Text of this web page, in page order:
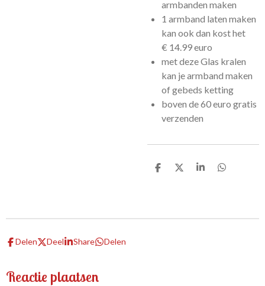
armbanden maken
1 armband laten maken
kan ook dan kost het
€ 14.99 euro
met deze Glas kralen
kan je armband maken
of gebeds ketting
boven de 60 euro gratis
verzenden
D
D
S
D
Delen Deel Share Delen
Reactie plaatsen